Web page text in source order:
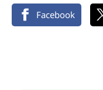
Facebook